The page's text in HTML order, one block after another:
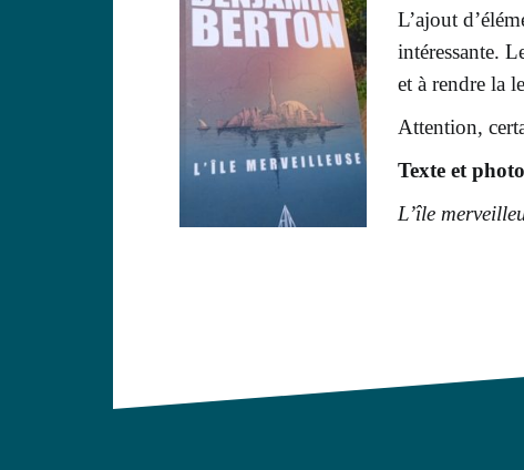
L’ajout
intéressante.
et à rendre la
Attention, c
Texte et
L’île